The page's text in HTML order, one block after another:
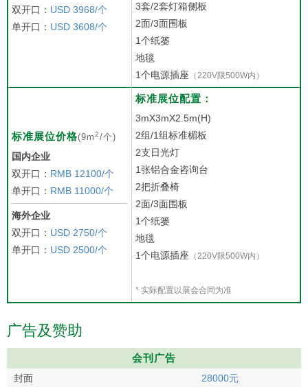
双开口： USD 3968/个
单开口： USD 3608/个
3套/2套灯箱侧板
2面/3面围板
1个纸篓
地毯
1个电源插座 （220V限500W内）
标准展位价格(9m2/个)
国内企业
双开口： RMB 12100/个
单开口： RMB 11000/个
海外企业
双开口： USD 2750/个
单开口： USD 2500/个
标准展位配置：
3mX3mX2.5m(H)
2组/1组标准楣板
2支日光灯
1张铝合金咨询台
2把折叠椅
2面/3面围板
1个纸篓
地毯
1个电源插座 （220V限500W内）
* 实际配置以展会合同为准
广告及赞助
会刊广告
封面
28000元